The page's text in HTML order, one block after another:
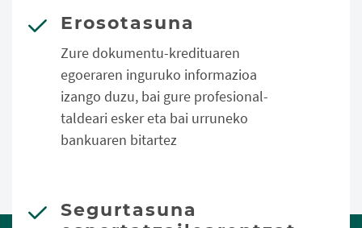
Erosotasuna
Zure dokumentu-kredituaren
egoeraren inguruko informazioa
izango duzu, bai gure profesional-
taldeari esker eta bai urruneko
bankuaren bitartez
Segurtasuna